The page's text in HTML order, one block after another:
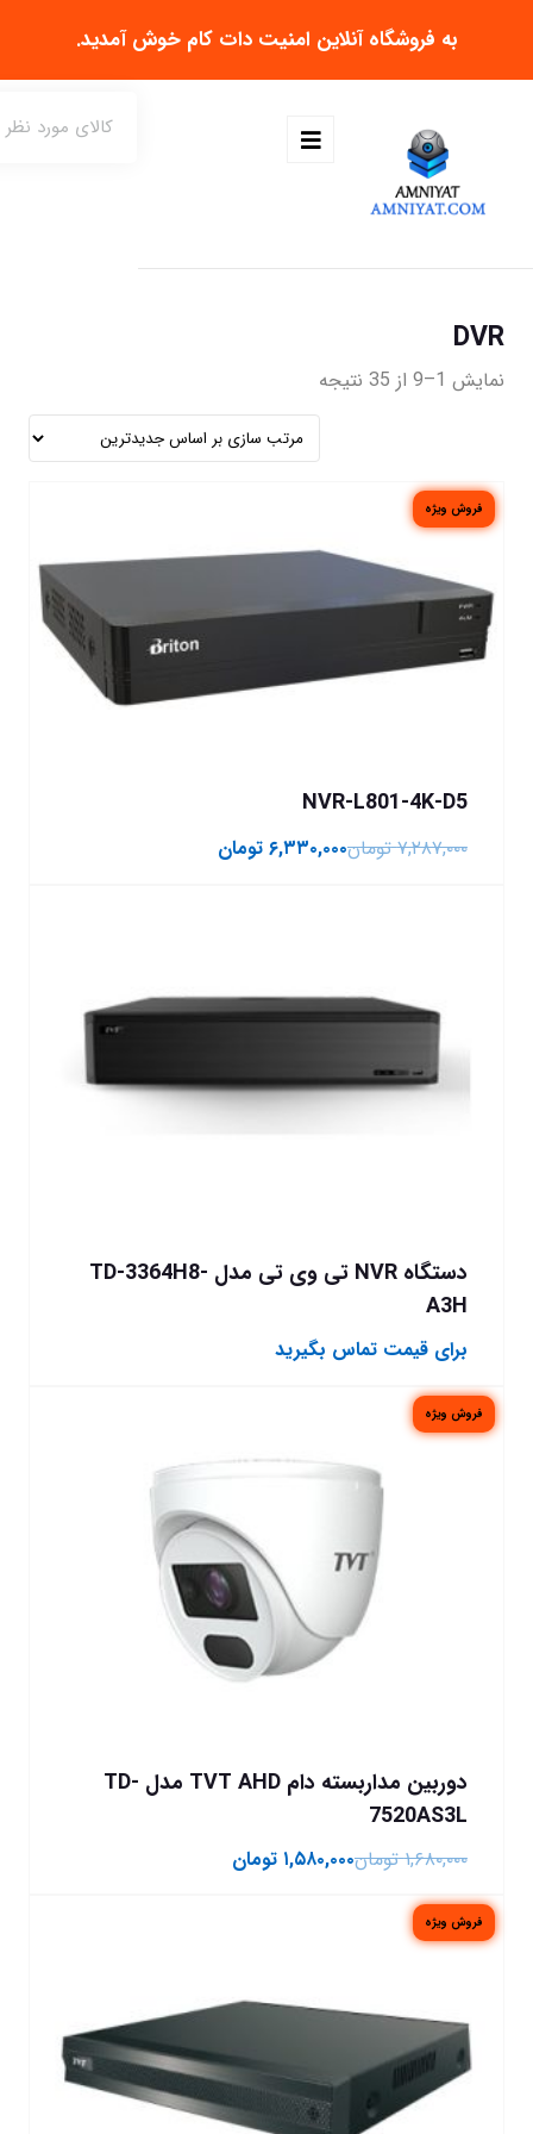
به فروشگاه آنلاین امنیت دات کام خوش آمدید.
DVR
نمایش 1–9 از 35 نتیجه
فروش ویژه
NVR-L801-4K-D5
۷,۲۸۷,۰۰۰ تومان۶,۳۳۰,۰۰۰ تومان
دستگاه NVR تی وی تی مدل TD-3364H8-
A3H
برای قیمت تماس بگیرید
فروش ویژه
دوربین مداربسته دام TVT AHD مدل TD-
7520AS3L
۱,۶۸۰,۰۰۰ تومان۱,۵۸۰,۰۰۰ تومان
فروش ویژه